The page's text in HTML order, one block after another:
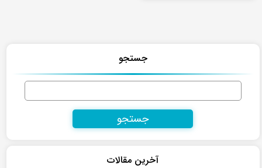
جستجو
جستجو
آخرین مقالات